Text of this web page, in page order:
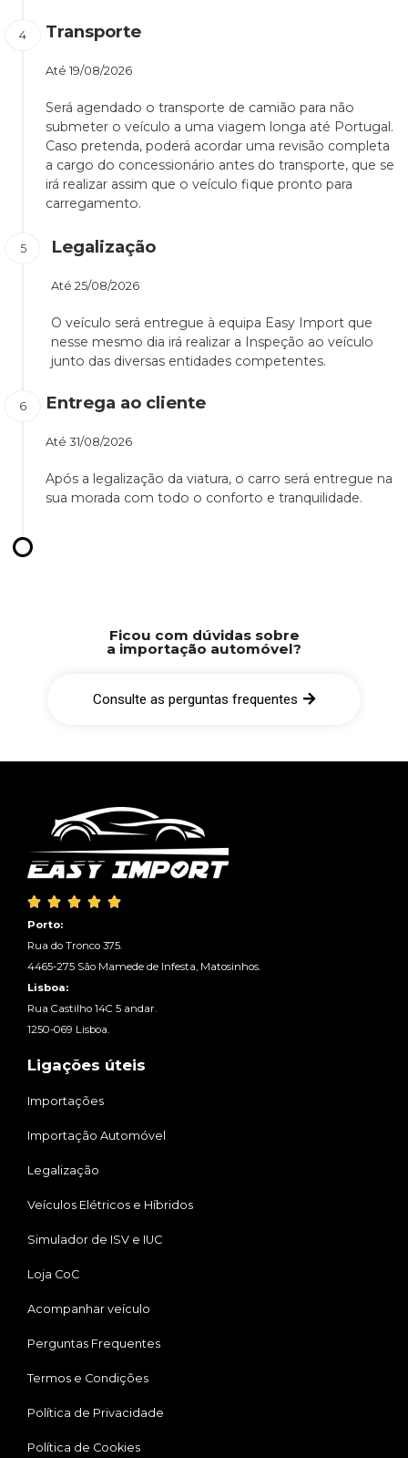
Transporte
Até 19/08/2026
Será agendado o transporte de camião para não
submeter o veículo a uma viagem longa até Portugal.
Caso pretenda, poderá acordar uma revisão completa
a cargo do concessionário antes do transporte, que se
irá realizar assim que o veículo fique pronto para
carregamento.
Legalização
Até 25/08/2026
O veículo será entregue à equipa Easy Import que
nesse mesmo dia irá realizar a Inspeção ao veículo
junto das diversas entidades competentes.
Entrega ao cliente
Até 31/08/2026
Após a legalização da viatura, o carro será entregue na
sua morada com todo o conforto e tranquilidade.
Ficou com dúvidas sobre
a importação automóvel?
Consulte as perguntas frequentes
    
Porto:
Rua do Tronco 375.
4465-275 São Mamede de Infesta, Matosinhos.
Lisboa:
Rua Castilho 14C 5 andar.
1250-069 Lisboa.
Ligações úteis
Importações
Importação Automóvel
Legalização
Veículos Elétricos e Híbridos
Simulador de ISV e IUC
Loja CoC
Acompanhar veículo
Perguntas Frequentes
Termos e Condições
Política de Privacidade
Política de Cookies